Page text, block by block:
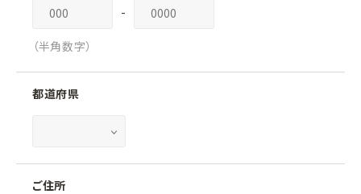
-
（半角数字）
都道府県
ご住所